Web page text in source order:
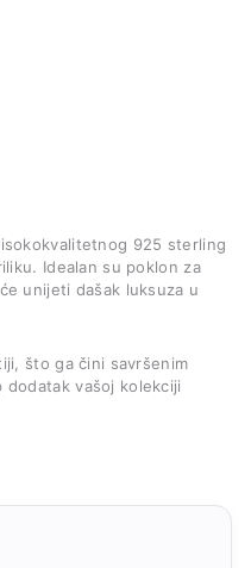
925 sterling
Idealan su poklon za
unijeti dašak luksuza u
što ga čini savršenim
vašoj kolekciji